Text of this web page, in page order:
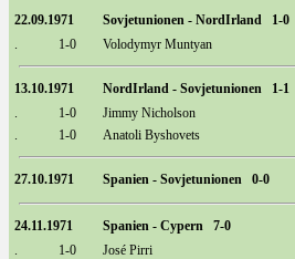
22.09.1971
Sovjetunionen - NordIrland 1-0
.
1-0 Volodymyr Muntyan
13.10.1971
NordIrland - Sovjetunionen 1-1
.
1-0
Jimmy Nicholson
.
1-0 Anatoli Byshovets
27.10.1971 Spanien - Sovjetunionen 0-0
24.11.1971
Spanien - Cypern 7-0
.
1-0
José Pirri